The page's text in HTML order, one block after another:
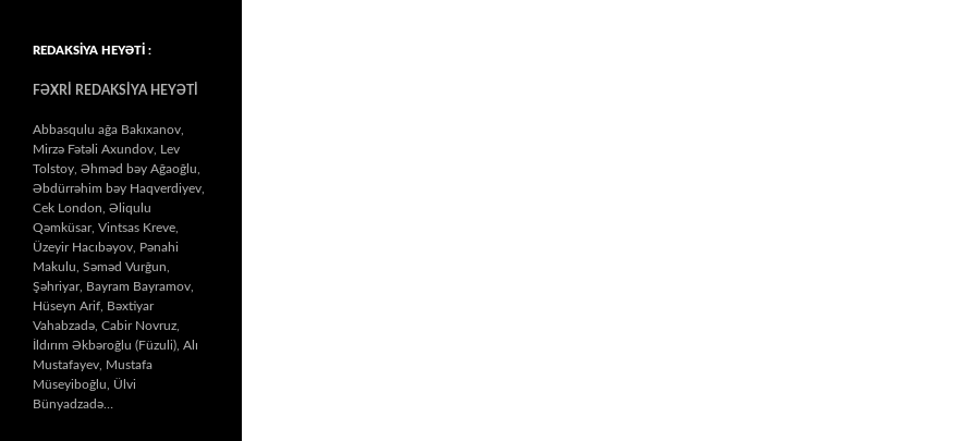
REDAKSİYA HEYƏTİ :
FƏXRİ REDAKSİYA HEYƏTİ
Abbasqulu ağa Bakıxanov,
Mirzə Fətəli Axundov, Lev
Tolstoy, Əhməd bəy Ağaoğlu,
Əbdürrəhim bəy Haqverdiyev,
Cek London, Əliqulu
Qəmküsar, Vintsas Kreve,
Üzeyir Hacıbəyov, Pənahi
Makulu, Səməd Vurğun,
Şəhriyar, Bayram Bayramov,
Hüseyn Arif, Bəxtiyar
Vahabzadə, Cabir Novruz,
İldırım Əkbəroğlu (Füzuli), Alı
Mustafayev, Mustafa
Müseyiboğlu, Ülvi
Bünyadzadə…